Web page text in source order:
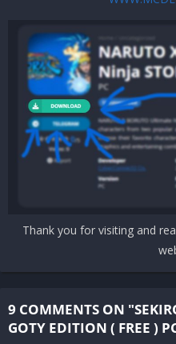
Recomended
OS:Windows 7 64-bit |
Processor:Intel Core i5-
Memory:8 GB RAM
Graphics: NVIDIA GeForce
DirectX:
Version 11
Broadband
Thank you for visiting and
9 COMMENTS ON
GOTY EDITION ( FREE )